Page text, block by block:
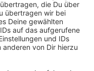
freuen dürfen.